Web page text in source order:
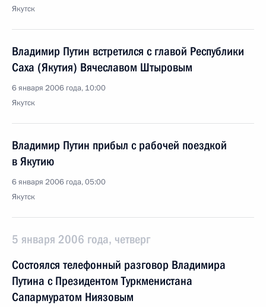
Якутск
Владимир Путин встретился с главой Республики
Саха (Якутия) Вячеславом Штыровым
6 января 2006 года, 10:00
Якутск
Владимир Путин прибыл с рабочей поездкой
в Якутию
6 января 2006 года, 05:00
Якутск
5 января 2006 года, четверг
Состоялся телефонный разговор Владимира
Путина с Президентом Туркменистана
Сапармуратом Ниязовым